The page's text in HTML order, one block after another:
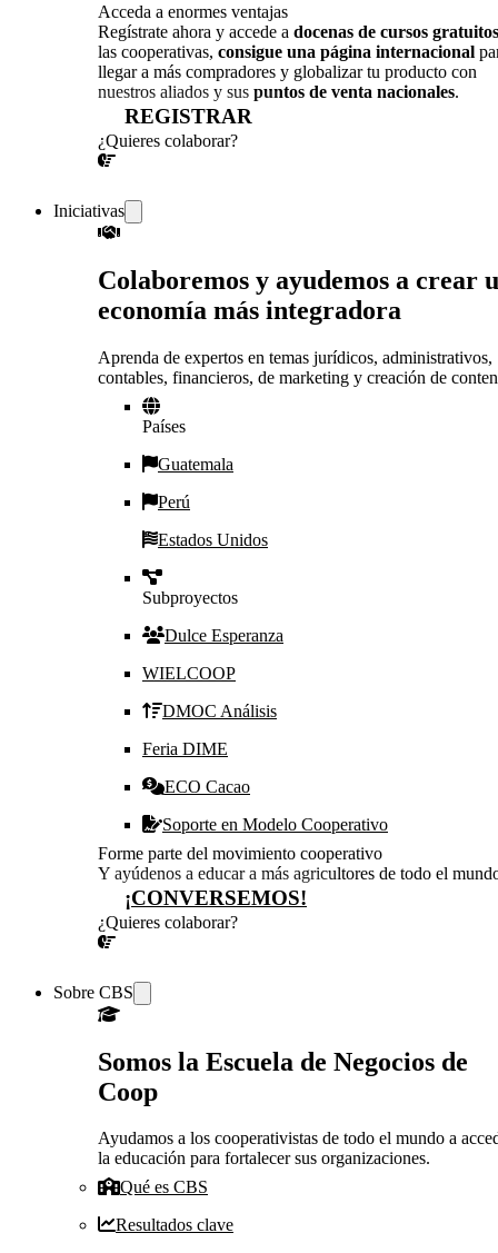
Acceda a enormes ventajas
Regístrate ahora y accede a docenas de cursos gratuitos
las cooperativas, consigue una página internacional
llegar a más compradores y globalizar tu producto con
nuestros aliados y sus puntos de venta nacionales.
REGISTRAR
¿Quieres colaborar?
Iniciativas
Colaboremos y ayudemos a crear
economía más integradora
Aprenda de expertos en temas jurídicos, administrativos,
contables, financieros, de marketing y creación de
Países
Guatemala
Perú
Estados Unidos
Subproyectos
Dulce Esperanza
WIELCOOP
DMOC Análisis
Feria DIME
ECO Cacao
Soporte en Modelo Cooperativo
Forme parte del movimiento cooperativo
Y ayúdenos a educar a más agricultores de todo el
¡CONVERSEMOS!
¿Quieres colaborar?
Sobre CBS
Somos la Escuela de Negocios de
Coop
Ayudamos a los cooperativistas de todo el mundo a
la educación para fortalecer sus organizaciones.
Qué es CBS
Resultados clave